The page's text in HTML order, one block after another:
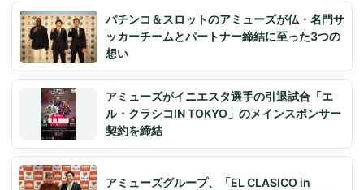
パチンコ＆スロットのアミューズが仏・名門サ
ッカーチームとパートナー締結に至った3つの
想い
アミューズがイニエスタ選手の引退試合「エ
ル・クラシコIN TOKYO」のメインスポンサー
契約を締結
アミューズグループ、「EL CLASICO in